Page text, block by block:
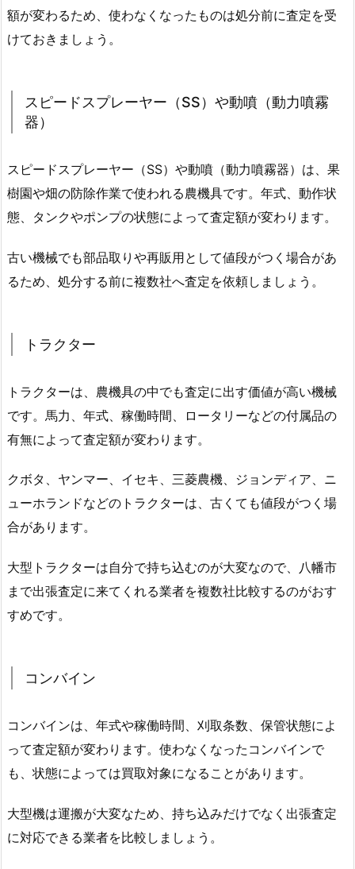
額が変わるため、使わなくなったものは処分前に査定を受
けておきましょう。
スピードスプレーヤー（SS）や動噴（動力噴霧
器）
スピードスプレーヤー（SS）や動噴（動力噴霧器）は、果
樹園や畑の防除作業で使われる農機具です。年式、動作状
態、タンクやポンプの状態によって査定額が変わります。
古い機械でも部品取りや再販用として値段がつく場合があ
るため、処分する前に複数社へ査定を依頼しましょう。
トラクター
トラクターは、農機具の中でも査定に出す価値が高い機械
です。馬力、年式、稼働時間、ロータリーなどの付属品の
有無によって査定額が変わります。
クボタ、ヤンマー、イセキ、三菱農機、ジョンディア、ニ
ューホランドなどのトラクターは、古くても値段がつく場
合があります。
大型トラクターは自分で持ち込むのが大変なので、八幡市
まで出張査定に来てくれる業者を複数社比較するのがおす
すめです。
コンバイン
コンバインは、年式や稼働時間、刈取条数、保管状態によ
って査定額が変わります。使わなくなったコンバインで
も、状態によっては買取対象になることがあります。
大型機は運搬が大変なため、持ち込みだけでなく出張査定
に対応できる業者を比較しましょう。